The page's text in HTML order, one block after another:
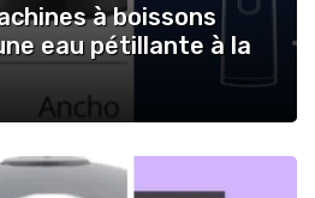
à boissons
eau pétillante à la